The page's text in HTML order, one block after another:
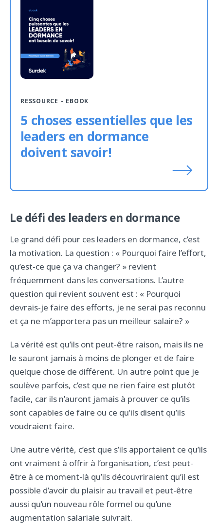
RESSOURCE - EBOOK
5 choses essentielles que les
leaders en dormance
doivent savoir!
Le défi des leaders en dormance
Le grand défi pour ces leaders en dormance, c’est
la motivation. La question : « Pourquoi faire l’effort,
qu’est-ce que ça va changer? » revient
fréquemment dans les conversations. L’autre
question qui revient souvent est : « Pourquoi
devrais-je faire des efforts, je ne serai pas reconnu
et ça ne m’apportera pas un meilleur salaire? »
La vérité est qu’ils ont peut-être raison, mais ils ne
le sauront jamais à moins de plonger et de faire
quelque chose de différent. Un autre point que je
soulève parfois, c’est que ne rien faire est plutôt
facile, car ils n’auront jamais à prouver ce qu’ils
sont capables de faire ou ce qu’ils disent qu’ils
voudraient faire.
Une autre vérité, c’est que s’ils apportaient ce qu’ils
ont vraiment à offrir à l’organisation, c’est peut-
être à ce moment-là qu’ils découvriraient qu’il est
possible d’avoir du plaisir au travail et peut-être
aussi qu’un nouveau rôle formel ou qu’une
augmentation salariale suivrait.